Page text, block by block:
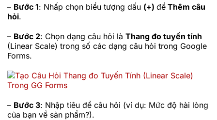
– Bước 1: Nhấp chọn biểu tượng dấu (+) để Thêm câu
hỏi.
– Bước 2: Chọn dạng câu hỏi là Thang đo tuyến tính
(Linear Scale) trong số các dạng câu hỏi trong Google
Forms.
– Bước 3: Nhập tiêu đề câu hỏi (ví dụ: Mức độ hài lòng
của bạn về sản phẩm?).